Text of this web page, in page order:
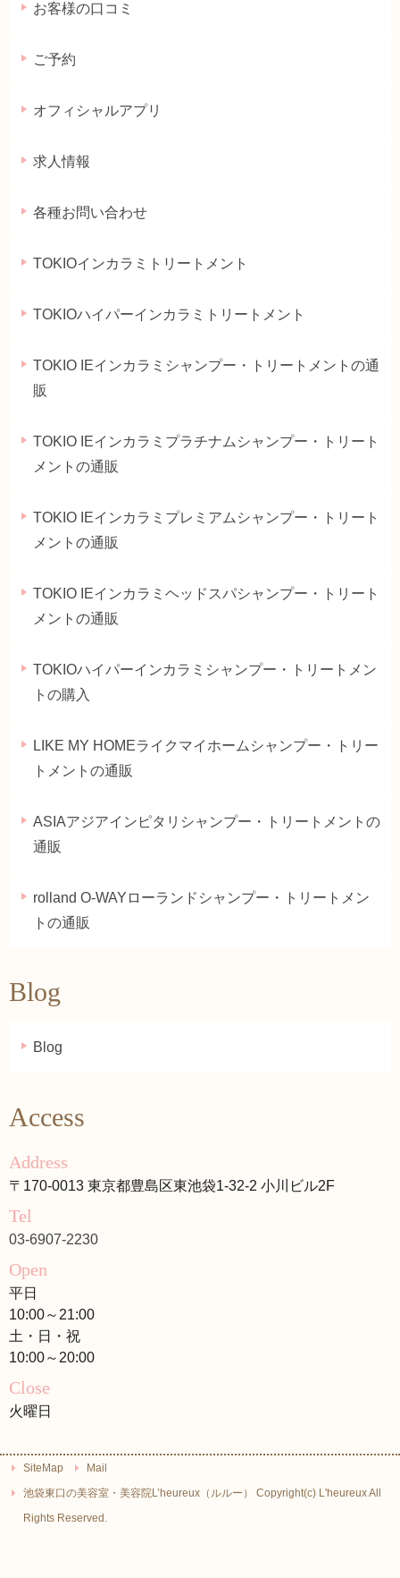
お客様の口コミ
ご予約
オフィシャルアプリ
求人情報
各種お問い合わせ
TOKIOインカラミトリートメント
TOKIOハイパーインカラミトリートメント
TOKIO IEインカラミシャンプー・トリートメントの通
販
TOKIO IEインカラミプラチナムシャンプー・トリート
メントの通販
TOKIO IEインカラミプレミアムシャンプー・トリート
メントの通販
TOKIO IEインカラミヘッドスパシャンプー・トリート
メントの通販
TOKIOハイパーインカラミシャンプー・トリートメン
トの購入
LIKE MY HOMEライクマイホームシャンプー・トリー
トメントの通販
ASIAアジアインピタリシャンプー・トリートメントの
通販
rolland O-WAYローランドシャンプー・トリートメン
トの通販
Blog
Blog
Access
Address
〒170-0013 東京都豊島区東池袋1-32-2 小川ビル2F
Tel
03-6907-2230
Open
平日
10:00～21:00
土・日・祝
10:00～20:00
Close
火曜日
SiteMap
Mail
池袋東口の美容室・美容院L’heureux（ルルー） Copyright(c) L'heureux All
Rights Reserved.